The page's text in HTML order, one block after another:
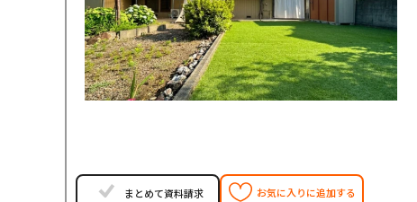
まとめて資料請求 お気に入りに追加する